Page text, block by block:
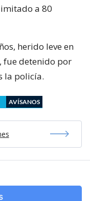
a 80
herido leve en
fue detenido por
la policía.
AVÍSANOS